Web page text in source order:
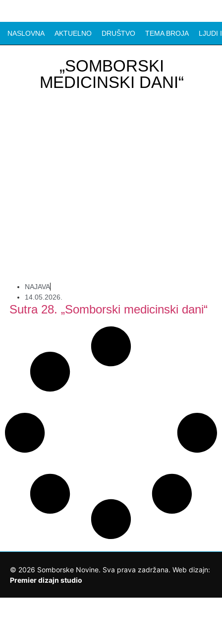
NASLOVNA AKTUELNO DRUŠTVO TEMA BROJA LJUDI
„SOMBORSKI
MEDICINSKI DANI“
NAJAVA
14.05.2026.
Sutra 28. „Somborski medicinski dani“
© 2026 Somborske Novine. Sva prava zadržana. Web dizajn:
Premier dizajn studio